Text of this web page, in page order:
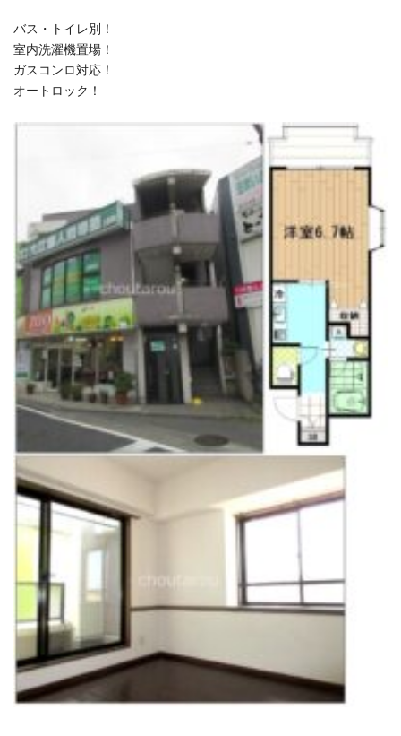
バス・トイレ別！
室内洗濯機置場！
ガスコンロ対応！
オートロック！